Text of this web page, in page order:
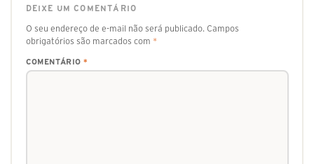
DEIXE UM COMENTÁRIO
O seu endereço de e-mail não será publicado. Campos
obrigatórios são marcados com *
COMENTÁRIO *